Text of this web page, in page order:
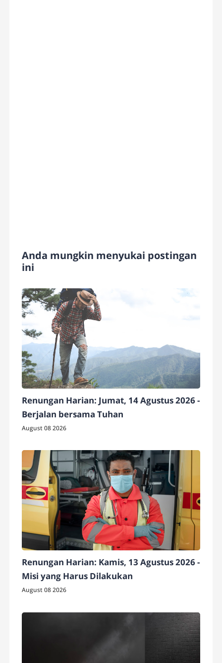
Anda mungkin menyukai postingan
ini
Renungan Harian: Jumat, 14 Agustus 2026 -
Berjalan bersama Tuhan
August 08 2026
Renungan Harian: Kamis, 13 Agustus 2026 -
Misi yang Harus Dilakukan
August 08 2026